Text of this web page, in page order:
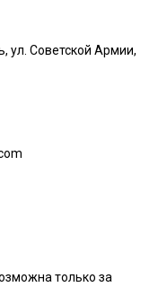
ул. Советской Армии,
только за